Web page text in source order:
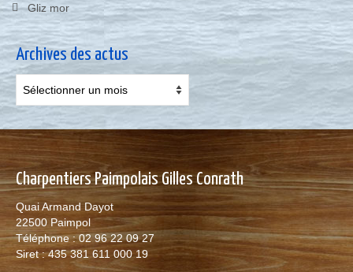
Gliz mor
Archives des actus
des
actus
Charpentiers Paimpolais Gilles Conrath
Quai Armand Dayot
22500 Paimpol
Téléphone : 02 96 22 09 27
Siret : 435 381 611 000 19